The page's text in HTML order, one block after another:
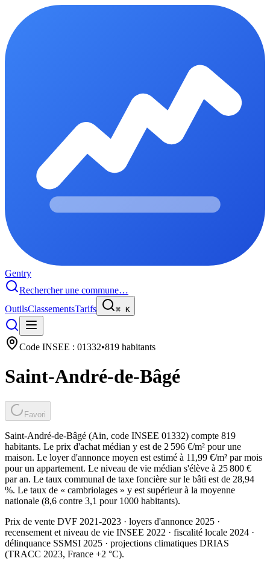
Gentry
Rechercher une commune…
OutilsClassementsTarifs ⌘ K
Code INSEE : 01332•819 habitants
Saint-André-de-Bâgé
Favori
Saint-André-de-Bâgé (Ain, code INSEE 01332) compte 819
habitants. Le prix d'achat médian y est de 2 596 €/m² pour une
maison. Le loyer d'annonce moyen est estimé à 11,99 €/m² par mois
pour un appartement. Le niveau de vie médian s'élève à 25 800 €
par an. Le taux communal de taxe foncière sur le bâti est de 28,94
%. Le taux de « cambriolages » y est supérieur à la moyenne
nationale (8,6 contre 3,1 pour 1000 habitants).
Prix de vente DVF 2021-2023 · loyers d'annonce 2025 ·
recensement et niveau de vie INSEE 2022 · fiscalité locale 2024 ·
délinquance SSMSI 2025 · projections climatiques DRIAS
(TRACC 2023, France +2 °C).